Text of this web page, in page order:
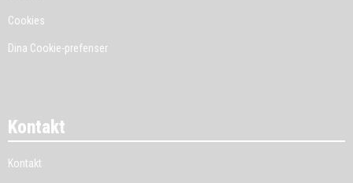
Cookies
Dina Cookie-prefenser
Kontakt
Kontakt